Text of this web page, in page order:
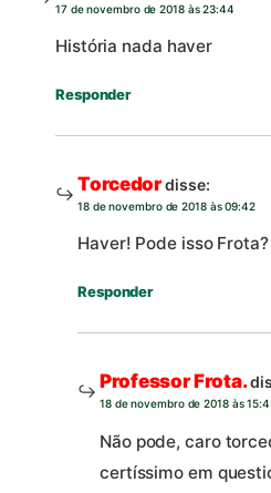
17 de novembro de 2018 às 23:44
História nada haver
Responder
Torcedordisse:
18 de novembro de 2018 às 09:42
Haver! Pode isso Frota?
Responder
Professor Frota.
18 de novembro de 2018 às
Não pode, caro
certíssimo em